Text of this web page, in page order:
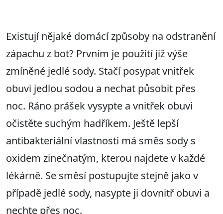
Existují nějaké domácí způsoby na odstranění
zápachu z bot? Prvním je použití již výše
zmíněné jedlé sody. Stačí posypat vnitřek
obuvi jedlou sodou a nechat působit přes
noc. Ráno prášek vysypte a vnitřek obuvi
očistěte suchým hadříkem. Ještě lepší
antibakteriální vlastnosti má směs sody s
oxidem zinečnatým, kterou najdete v každé
lékárně. Se směsí postupujte stejně jako v
případě jedlé sody, nasypte ji dovnitř obuvi a
nechte přes noc.